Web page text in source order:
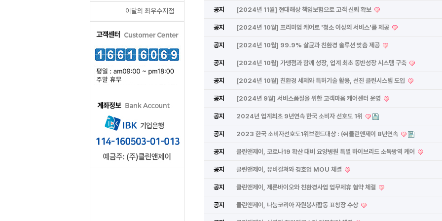
이달의 최우수지점 공지 [2024년 11월] 현대해상 책임보험으로 고객 신뢰 확보
공지 [2024년 10월] 프리미엄 케어로 '청소 이상의 서비스'를 제공
공지 [2024년 10월] 99.9% 살균과 친환경 솔루션 맞춤 제공
공지 [2024년 10월] 가맹점과 함께 성장, 업계 최초 동반성장 시스템 구축
공지 [2024년 10월] 친환경 세제와 특허기술 활용, 선진 클린시스템 도입
공지 [2024년 9월] 서비스품질을 위한 고객마음 케어센터 운영
공지 2024년 업계최초 9년연속 한국 소비자 선호도 1위
공지 2023 한국 소비자선호도1위브랜드대상 : ㈜클린앤제이 8년연속
공지 클린앤제이, 코로나19 확산 대비 요양병원 특별 하이브리드 소독방역 케어
공지 클린앤제이, 유비컬쳐와 경호업 MOU 체결
공지 클린앤제이, 제론바이오와 친환경사업 업무제휴 협약 체결
공지 클린앤제이, 나눔코리아 자원봉사활동 표창장 수상